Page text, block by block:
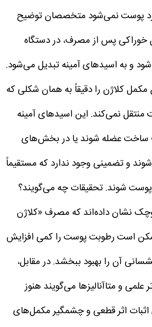
پوست نمی‌شود متخصصان توضیح
خوراکی پس از مصرف، در دستگاه
و به اسیدهای آمینه تبدیل می‌شود.
مکمل کلاژن را دقیقاً به همان شکلی که
منتقل نمی‌کند. این اسیدهای آمینه
عضله شوند یا در بخش‌های
و تضمینی وجود ندارد که مستقیماً
شوند.تحقیقات چه می‌گویند؟
نشان داده‌اند که مصرف «کلاژن
است رطوبت پوست را کمی افزایش
آن را بهبود ببخشد. در مقابل،
و متاآنالیزها می‌گویند هنوز
اثبات اثر قطعی و چشمگیر مکمل‌های